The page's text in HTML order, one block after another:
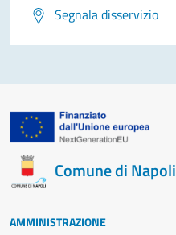
Segnala disservizio
Comune di Napoli
AMMINISTRAZIONE